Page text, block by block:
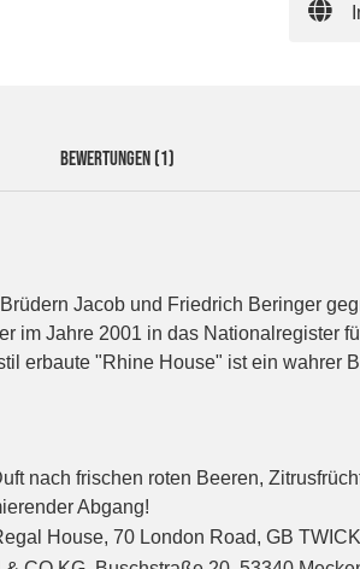
BEWERTUNGEN (1)
Jacob und Friedrich Beringer
im Jahre 2001 in das Nationalregister
erbaute "Rhine House" ist ein wahrer
nach frischen roten Beeren,
Abgang!
House, 70 London Road, GB